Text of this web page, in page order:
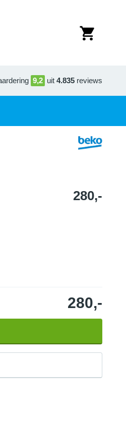
9,2 uit 4.835 reviews
280,-
280,-